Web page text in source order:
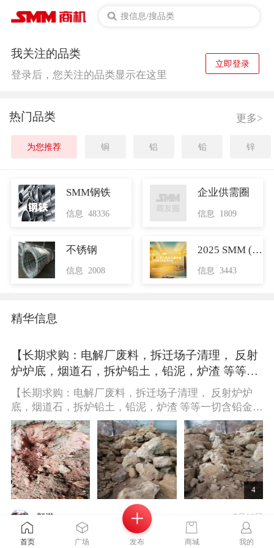
我关注的品类
登录后，您关注的品类显示在这里
立即登录
热门品类 更多>
为您推荐 铜 铝 铅 锌
SMM钢铁
信息 48336
企业供需圈
信息 1809
不锈钢
信息 2008
2025 SMM (第十届)亚太镍铬锰不锈钢大会
信息 3443
精华信息
【长期求购：电解厂废料，拆迁场子清理， 反射
炉炉底，烟道石，拆炉铅土，铅泥，炉渣 等等一
切含铅金银物料，装车打款 望有货的朋友与我联
系，同时欢迎中介】联系电话15517952017微信
同号非诚勿扰！！！！！！！！
【长期求购：电解厂废料，拆迁场子清理， 反射炉炉
底，烟道石，拆炉铅土，铅泥，炉渣 等等一切含铅金银
物料，装车打款 望有货的朋友与我联系，同时欢迎中
介】联系电话15517952017微信同号非诚勿
扰！！！！！！！！
4
郭湛 7月16日
搜信息/搜品类
首页 广场 发布 商城 我的